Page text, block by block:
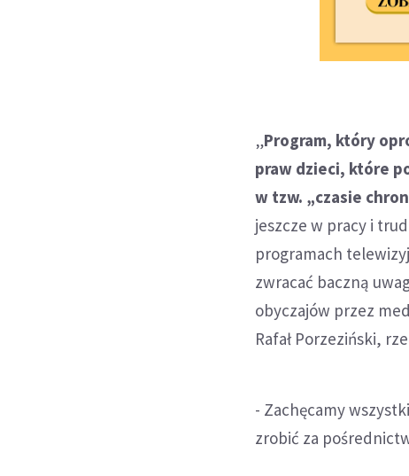
„Program, który
praw dzieci, które
w tzw. „czasie
jeszcze w pracy i
programach
zwracać baczną
obyczajów przez
Rafał Porzeziński,
- Zachęcamy
zrobić za